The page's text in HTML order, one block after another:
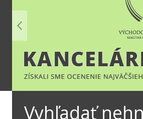
Vyhľadať